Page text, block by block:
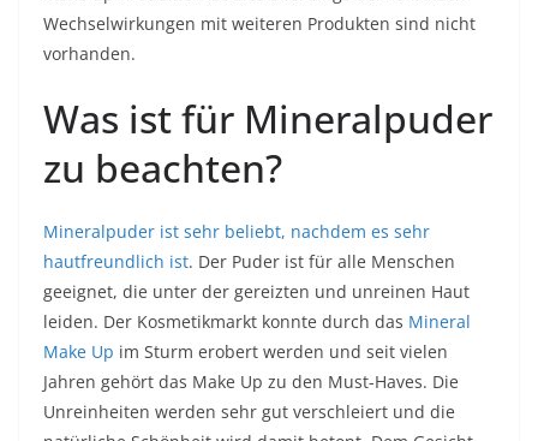
Wechselwirkungen mit weiteren Produkten sind nicht
vorhanden.
Was ist für Mineralpuder
zu beachten?
Mineralpuder ist sehr beliebt, nachdem es sehr
hautfreundlich ist. Der Puder ist für alle Menschen
geeignet, die unter der gereizten und unreinen Haut
leiden. Der Kosmetikmarkt konnte durch das Mineral
Make Up im Sturm erobert werden und seit vielen
Jahren gehört das Make Up zu den Must-Haves. Die
Unreinheiten werden sehr gut verschleiert und die